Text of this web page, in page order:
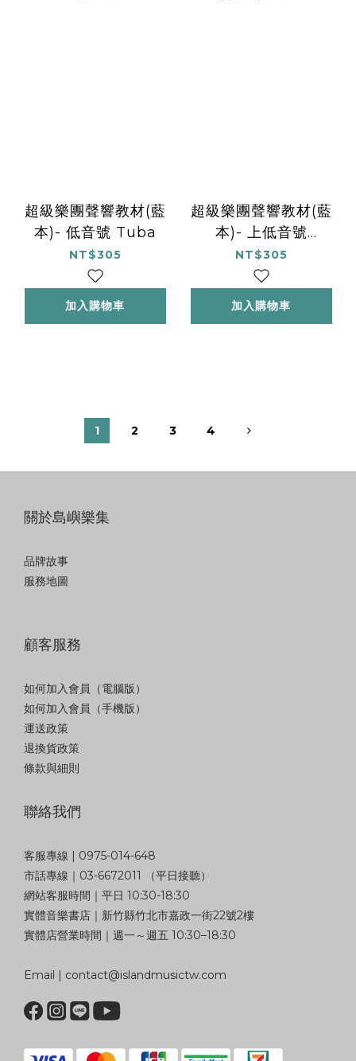
超級樂團聲響教材(藍
本)- 低音號 Tuba
NT$305
加入購物車
超級樂團聲響教材(藍
本)- 上低音號
Euphonium
NT$305
加入購物車
1 2 3 4
關於島嶼樂集
品牌故事
服務地圖
顧客服務
如何加入會員（電腦版）
如何加入會員（手機版）
運送政策
退換貨政策
條款與細則
聯絡我們
客服專線 | 0975-014-648
市話專線｜03-6672011 （平日接聽）
網站客服時間｜平日 10:30-18:30
實體音樂書店｜新竹縣竹北市嘉政一街22號2樓
實體店營業時間｜週一～週五 10:30–18:30
Email | contact@islandmusictw.com